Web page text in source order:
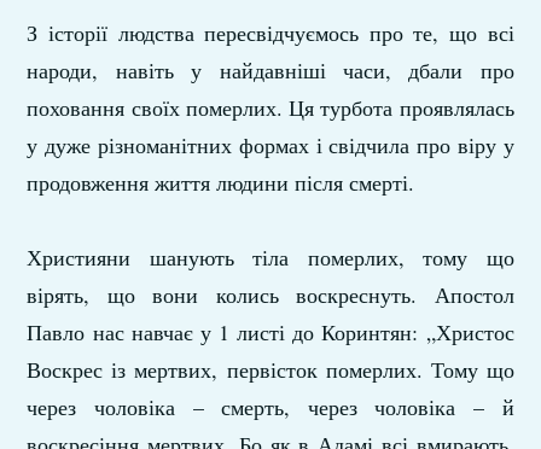
З історії людства пересвідчуємось про те, що всі
народи, навіть у найдавніші часи, дбали про
поховання своїх померлих. Ця турбота проявлялась
у дуже різноманітних формах і свідчила про віру у
продовження життя людини після смерті.
Християни шанують тіла померлих, тому що
вірять, що вони колись воскреснуть. Апостол
Павло нас навчає у 1 листі до Коринтян: „Христос
Воскрес із мертвих, первісток померлих. Тому що
через чоловіка – смерть, через чоловіка – й